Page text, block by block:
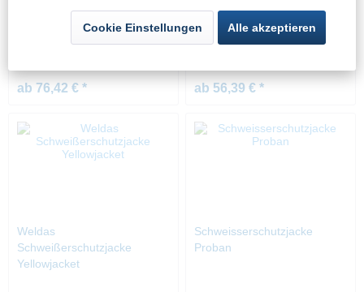
Knopfleiste für Schürze
ab 76,42 € *
Inhalt1 Stück
ab 56,39 € *
Weldas
Schweißerschutzjacke
Yellowjacket
Schweisserschutzjacke
Proban
Cookie Einstellungen Alle akzeptieren